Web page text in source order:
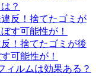
？
！捨てたゴミが後
可能性が！